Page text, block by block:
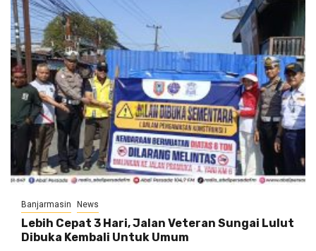
Banjarmasin News
Lebih Cepat 3 Hari, Jalan Veteran Sungai Lulut
Dibuka Kembali Untuk Umum